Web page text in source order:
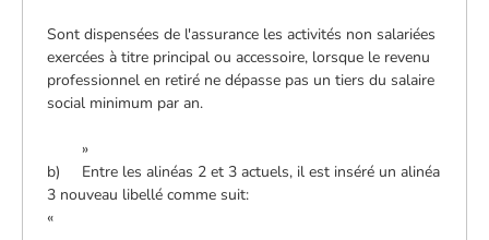
Sont dispensées de l'assurance les activités non salariées
exercées à titre principal ou accessoire, lorsque le revenu
professionnel en retiré ne dépasse pas un tiers du salaire
social minimum par an.
»
b) Entre les alinéas 2 et 3 actuels, il est inséré un alinéa
3 nouveau libellé comme suit:
«